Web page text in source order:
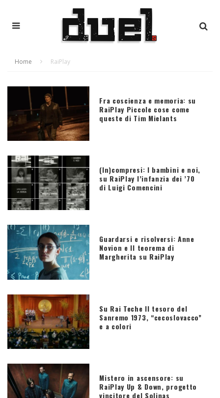
Home RaiPlay
Fra coscienza e memoria: su
RaiPlay Piccole cose come
queste di Tim Mielants
(In)compresi: I bambini e noi,
su RaiPlay l’infanzia dei ’70
di Luigi Comencini
Guardarsi e risolversi: Anne
Novion e Il teorema di
Margherita su RaiPlay
Su Rai Teche Il tesoro del
Sanremo 1973, “cecoslovacco”
e a colori
Mistero in ascensore: su
RaiPlay Up & Down, progetto
vincitore del Solinas